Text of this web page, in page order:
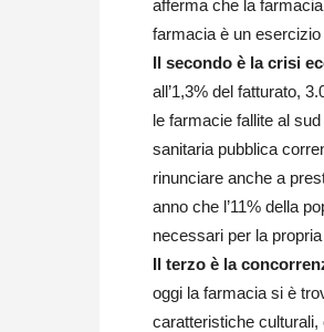
afferma che la
farmacia è un
Il secondo è la crisi
all’1,3% del fatturato,
le farmacie fallite al
sanitaria pubblica
rinunciare anche a
anno che l’11% della
necessari per la
Il terzo è la
oggi la farmacia si è
caratteristiche